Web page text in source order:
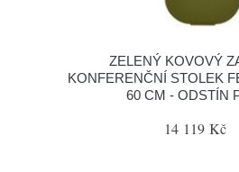
ZELENÝ KOVOVÝ
KONFERENČNÍ STOLEK
60 CM - ODSTÍN
14 119 Kč